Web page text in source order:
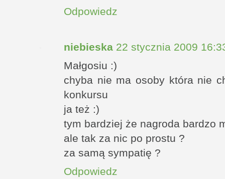
Odpowiedz
niebieska 22 stycznia 2009
Małgosiu :)
chyba nie ma osoby która nie
konkursu
ja też :)
tym bardziej że nagroda bardzo
ale tak za nic po prostu ?
za samą sympatię ?
Odpowiedz